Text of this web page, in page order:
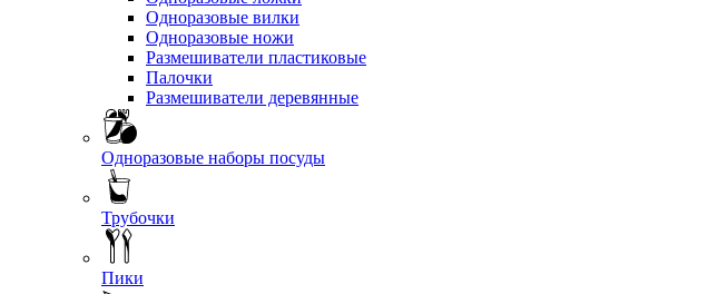
Одноразовые вилки
Одноразовые ножи
Размешиватели пластиковые
Палочки
Размешиватели деревянные
Одноразовые наборы посуды
Трубочки
Пики